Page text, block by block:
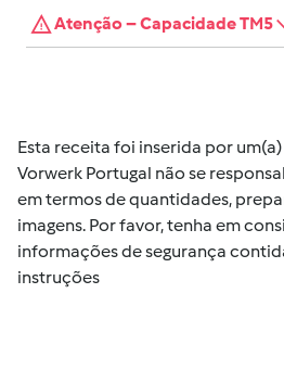
Atenção – Capacidade TM5
Esta receita foi inserida por um(a)
Vorwerk Portugal não se
em termos de quantidades,
imagens. Por favor, tenha em
informações de segurança
instruções